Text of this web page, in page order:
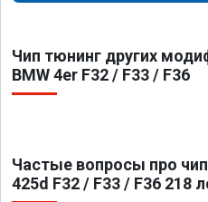
Чип тюнинг других
BMW 4er F32 / F33 / F36
Частые вопросы про
425d F32 / F33 / F36 218